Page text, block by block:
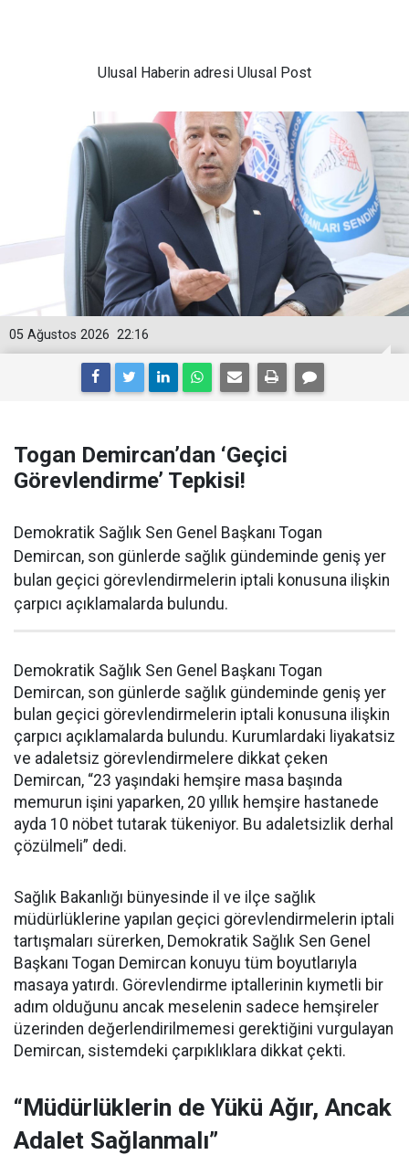
Ulusal Haberin adresi Ulusal Post
22:16
05 Ağustos 2026
Togan Demircan’dan ‘Geçici
Görevlendirme’ Tepkisi!
Demokratik Sağlık Sen Genel Başkanı Togan
Demircan, son günlerde sağlık gündeminde geniş yer
bulan geçici görevlendirmelerin iptali konusuna ilişkin
çarpıcı açıklamalarda bulundu.
Demokratik Sağlık Sen Genel Başkanı Togan
Demircan, son günlerde sağlık gündeminde geniş yer
bulan geçici görevlendirmelerin iptali konusuna ilişkin
çarpıcı açıklamalarda bulundu. Kurumlardaki liyakatsiz
ve adaletsiz görevlendirmelere dikkat çeken
Demircan, “23 yaşındaki hemşire masa başında
memurun işini yaparken, 20 yıllık hemşire hastanede
ayda 10 nöbet tutarak tükeniyor. Bu adaletsizlik derhal
çözülmeli” dedi.
Sağlık Bakanlığı bünyesinde il ve ilçe sağlık
müdürlüklerine yapılan geçici görevlendirmelerin iptali
tartışmaları sürerken, Demokratik Sağlık Sen Genel
Başkanı Togan Demircan konuyu tüm boyutlarıyla
masaya yatırdı. Görevlendirme iptallerinin kıymetli bir
adım olduğunu ancak meselenin sadece hemşireler
üzerinden değerlendirilmemesi gerektiğini vurgulayan
Demircan, sistemdeki çarpıklıklara dikkat çekti.
“Müdürlüklerin de Yükü Ağır, Ancak
Adalet Sağlanmalı”